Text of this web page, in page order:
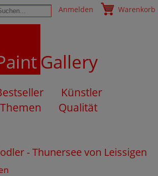
Anmelden Warenkorb
Gallery
Künstler
Themen
Qualität
- Thunersee von Leissigen